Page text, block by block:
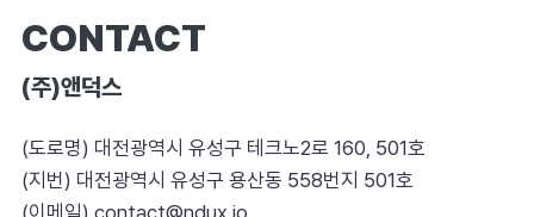
CONTACT
(주)앤덕스
(도로명) 대전광역시 유성구 테크노2로 160, 501호
(지번) 대전광역시 유성구 용산동 558번지 501호
(이메일) contact@ndux.io